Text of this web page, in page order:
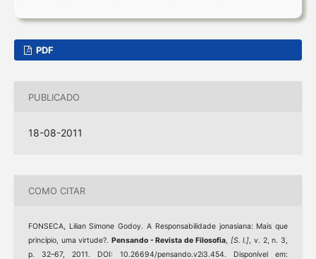
PDF
PUBLICADO
18-08-2011
COMO CITAR
FONSECA, Lilian Simone Godoy. A Responsabilidade jonasiana: Mais que
princípio, uma virtude?.Pensando - Revista de Filosofia, [S. l.], v. 2, n. 3,
p. 32–67, 2011. DOI: 10.26694/pensando.v2i3.454. Disponível em: